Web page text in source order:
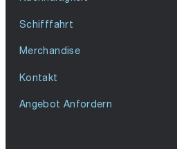
Schifffahrt
Merchandise
Kontakt
Angebot Anfordern